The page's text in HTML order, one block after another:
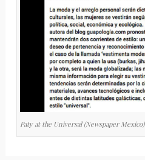
Paty at the Universal (Newspaper Mexico)